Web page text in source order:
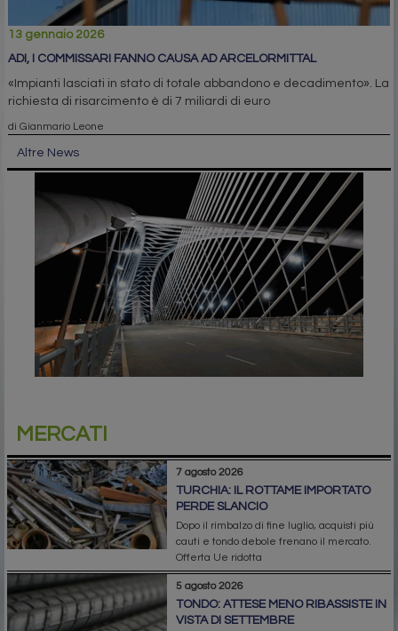
13 gennaio 2026
ADI, I COMMISSARI FANNO CAUSA AD ARCELORMITTAL
«Impianti lasciati in stato di totale abbandono e decadimento». La
richiesta di risarcimento è di 7 miliardi di euro
di Gianmario Leone
Altre News
MERCATI
7 agosto 2026
TURCHIA: IL ROTTAME IMPORTATO
PERDE SLANCIO
Dopo il rimbalzo di fine luglio, acquisti più
cauti e tondo debole frenano il mercato.
Offerta Ue ridotta
5 agosto 2026
TONDO: ATTESE MENO RIBASSISTE IN
VISTA DI SETTEMBRE